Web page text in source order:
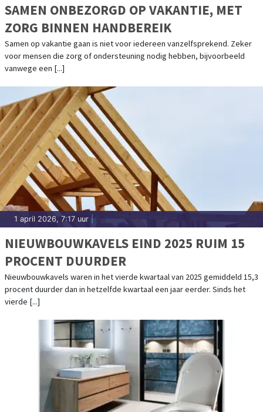
SAMEN ONBEZORGD OP VAKANTIE, MET
ZORG BINNEN HANDBEREIK
Samen op vakantie gaan is niet voor iedereen vanzelfsprekend. Zeker
voor mensen die zorg of ondersteuning nodig hebben, bijvoorbeeld
vanwege een [...]
1 april 2026, 7:17 uur
NIEUWBOUWKAVELS EIND 2025 RUIM 15
PROCENT DUURDER
Nieuwbouwkavels waren in het vierde kwartaal van 2025 gemiddeld 15,3
procent duurder dan in hetzelfde kwartaal een jaar eerder. Sinds het
vierde [...]